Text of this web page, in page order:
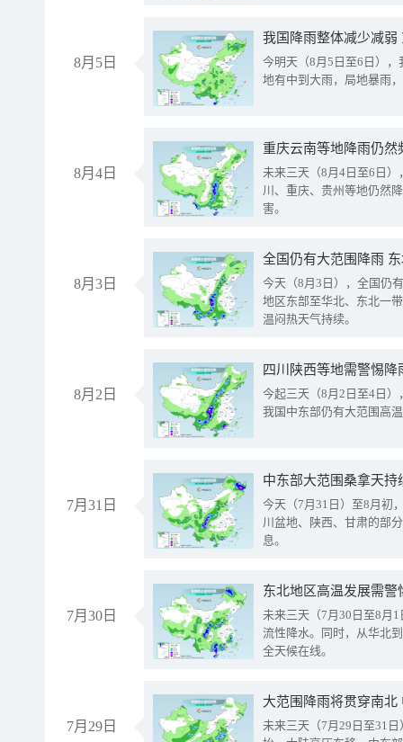
8月5日
我国降雨整体减少减弱
今明天（8月5日至6日）
地有中到大雨，局地暴雨
8月4日
重庆云南等地降雨仍然
未来三天（8月4日至6日
川、重庆、贵州等地仍然
害。
8月3日
全国仍有大范围降雨
今天（8月3日），全国仍
地区东部至华北、东北一
温闷热天气持续。
8月2日
今起三天（8月2日至4日
我国中东部仍有大范围高
7月31日
中东部大范围桑拿天
今天（7月31日）至8月初
川盆地、陕西、甘肃的部
息。
7月30日
东北地区高温发展需
未来三天（7月30日至8月
流性降水。同时，从华北
全天候在线。
7月29日
大范围降雨将贯穿南
未来三天（7月29日至31